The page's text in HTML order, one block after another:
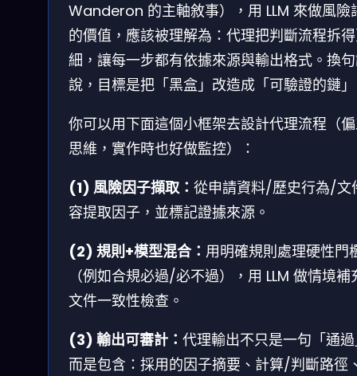
Wanderon 的主軸敘事），用 LLM 來做風險
的價值，應該被理解為：代理把判斷流程拆
細，讓每一步都有依據來源與輸出格式。換
說，目標是把「黑盒」改造成「可驗證的鏈
你可以用下面這個小框架去設計代理流程（
思維，實作時也好做監控）：
(1) 風險因子擷取： 從申請資料/歷史行為/文
容提取因子，並標記證據來源。
(2) 規則+模型混合： 用明確規則處理硬性門
（例如合規必過/必不過），用 LLM 做情境補
文件一致性檢查。
(3) 輸出可審計： 代理輸出不只是一句「通
而是包含：採用的因子摘要、計算/判斷路徑